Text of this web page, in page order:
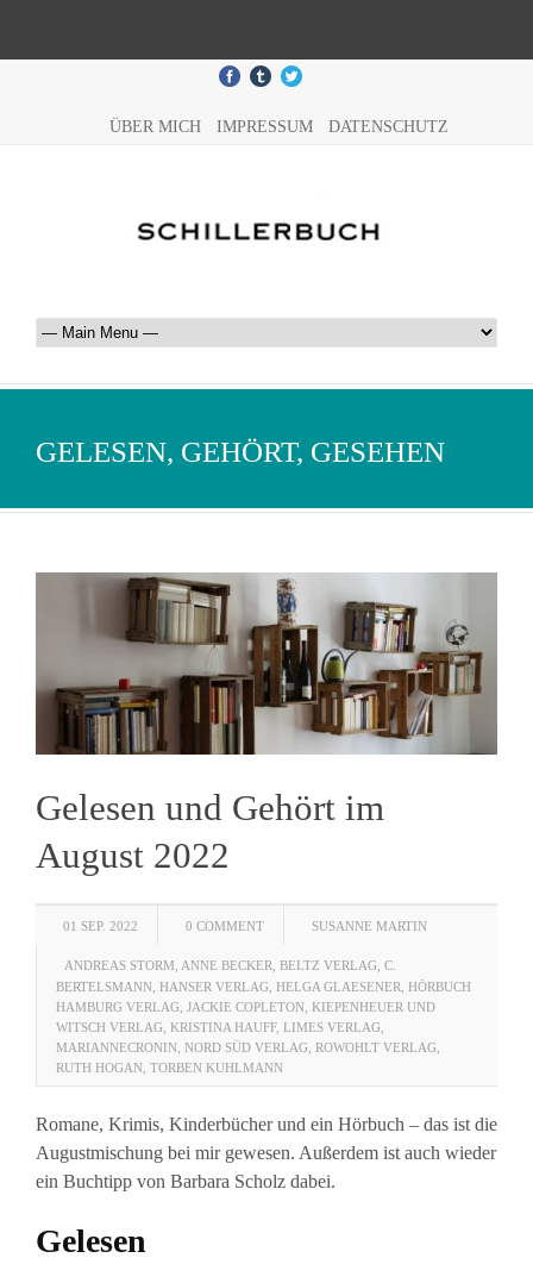
ÜBER MICH IMPRESSUM DATENSCHUTZ
GELESEN, GEHÖRT, GESEHEN
Gelesen und Gehört im
August 2022
01 SEP. 2022 0 COMMENT SUSANNE MARTIN
ANDREAS STORM ANNE BECKER BELTZ VERLAG C.
BERTELSMANN HANSER VERLAG HELGA GLAESENER HÖRBUCH
HAMBURG VERLAG JACKIE COPLETON KIEPENHEUER UND
WITSCH VERLAG KRISTINA HAUFF, LIMES VERLAG
MARIANNECRONIN NORD SÜD VERLAG ROWOHLT VERLAG
RUTH HOGAN TORBEN KUHLMANN
Romane, Krimis, Kinderbücher und ein Hörbuch – das ist die
Augustmischung bei mir gewesen. Außerdem ist auch wieder
ein Buchtipp von Barbara Scholz dabei.
Gelesen